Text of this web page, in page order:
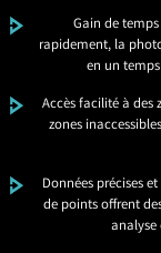
Gain de
rapidement, la
en un
Accès facilité à des
zones
Données précises
de points offrent
analyse